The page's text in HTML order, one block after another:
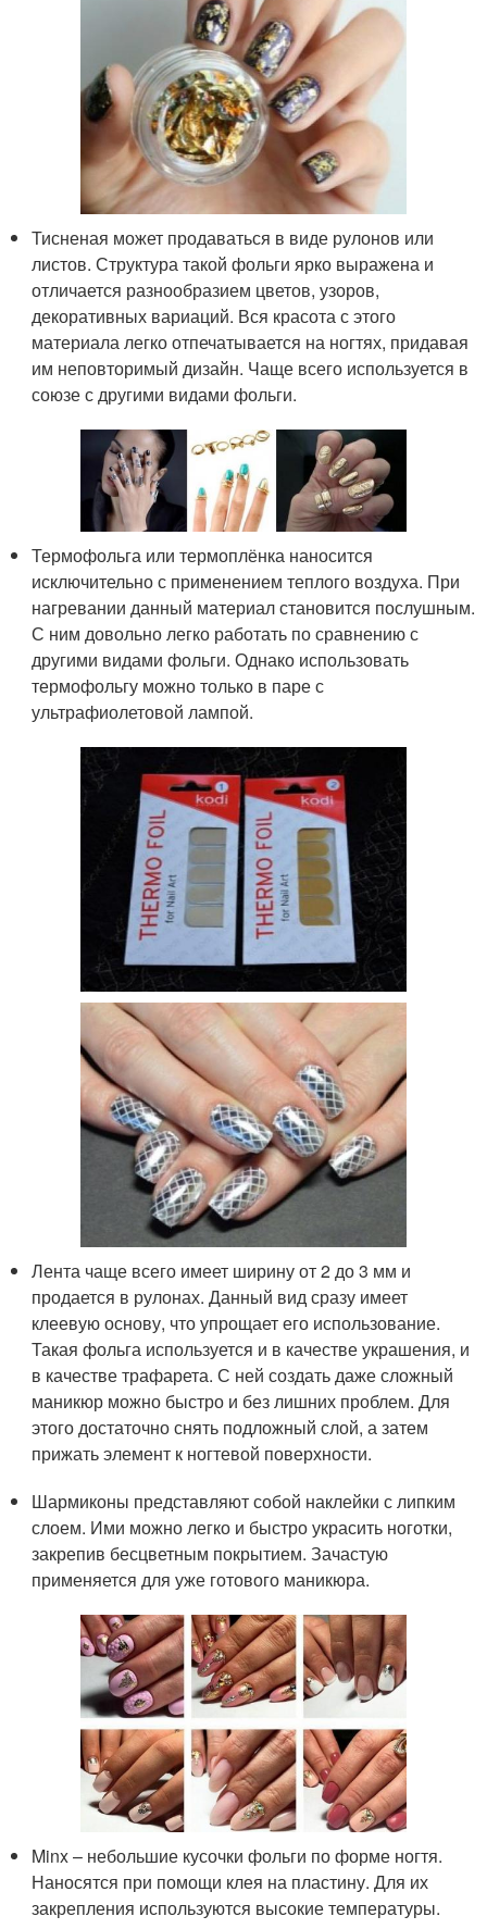
Тисненая может продаваться в виде рулонов или
листов. Структура такой фольги ярко выражена и
отличается разнообразием цветов, узоров,
декоративных вариаций. Вся красота с этого
материала легко отпечатывается на ногтях, придавая
им неповторимый дизайн. Чаще всего используется в
союзе с другими видами фольги.
Термофольга или термоплёнка наносится
исключительно с применением теплого воздуха. При
нагревании данный материал становится послушным.
С ним довольно легко работать по сравнению с
другими видами фольги. Однако использовать
термофольгу можно только в паре с
ультрафиолетовой лампой.
Лента чаще всего имеет ширину от 2 до 3 мм и
продается в рулонах. Данный вид сразу имеет
клеевую основу, что упрощает его использование.
Такая фольга используется и в качестве украшения, и
в качестве трафарета. С ней создать даже сложный
маникюр можно быстро и без лишних проблем. Для
этого достаточно снять подложный слой, а затем
прижать элемент к ногтевой поверхности.
Шармиконы представляют собой наклейки с липким
слоем. Ими можно легко и быстро украсить ноготки,
закрепив бесцветным покрытием. Зачастую
применяется для уже готового маникюра.
Minx – небольшие кусочки фольги по форме ногтя.
Наносятся при помощи клея на пластину. Для их
закрепления используются высокие температуры.